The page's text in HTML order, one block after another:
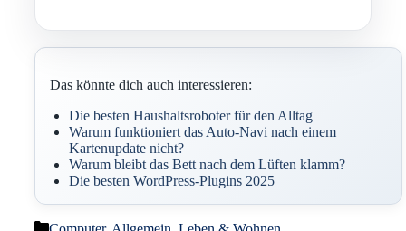
Das könnte dich auch interessieren:
Die besten Haushaltsroboter für den Alltag
Warum funktioniert das Auto-Navi nach einem
Kartenupdate nicht?
Warum bleibt das Bett nach dem Lüften klamm?
Die besten WordPress-Plugins 2025
Kategorien